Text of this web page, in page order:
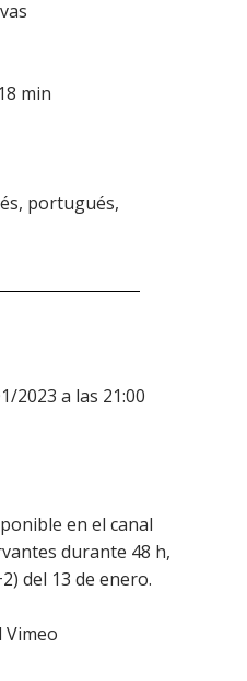
min
portugués,
2023 a las 21:00
en el canal
durante 48 h,
del 13 de enero.
Vimeo